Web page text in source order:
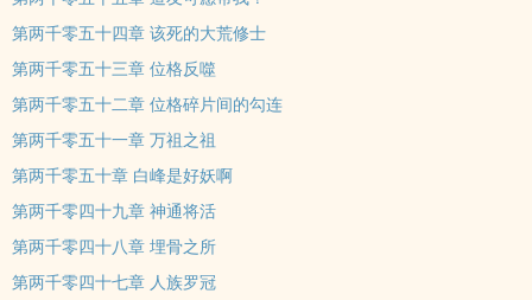
第两千零五十四章 该死的大荒修士
第两千零五十三章 位格反噬
第两千零五十二章 位格碎片间的勾连
第两千零五十一章 万祖之祖
第两千零五十章 白峰是好妖啊
第两千零四十九章 神通将活
第两千零四十八章 埋骨之所
第两千零四十七章 人族罗冠